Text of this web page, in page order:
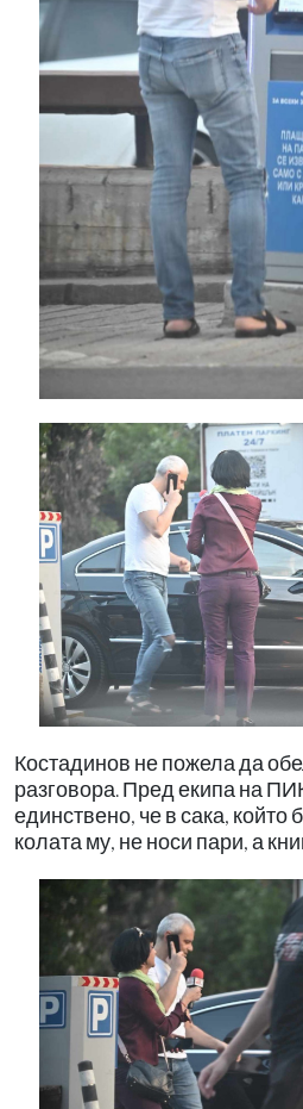
Костадинов не пожела да
разговора. Пред екипа на
единствено, че в сака, който
колата му, не носи пари, а